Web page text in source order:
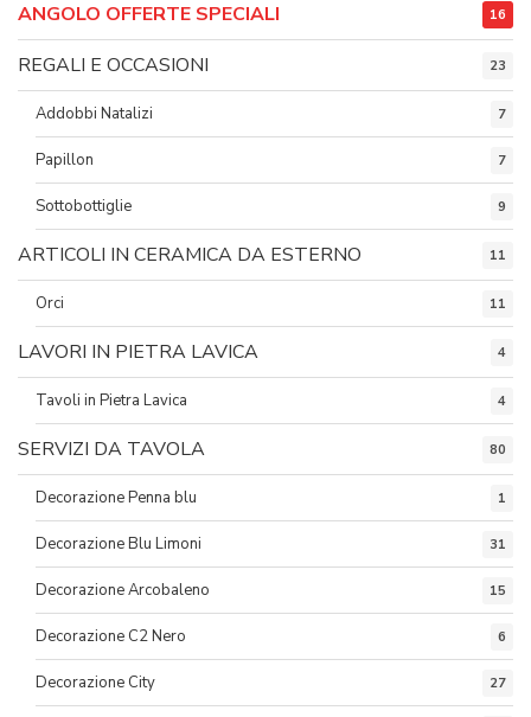
ANGOLO OFFERTE SPECIALI 16
REGALI E OCCASIONI 23
Addobbi Natalizi 7
Papillon 7
Sottobottiglie 9
ARTICOLI IN CERAMICA DA ESTERNO 11
Orci 11
LAVORI IN PIETRA LAVICA 4
Tavoli in Pietra Lavica 4
SERVIZI DA TAVOLA 80
Decorazione Penna blu 1
Decorazione Blu Limoni 31
Decorazione Arcobaleno 15
Decorazione C2 Nero 6
Decorazione City 27